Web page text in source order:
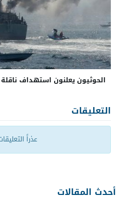
الحوثيون يعلنون استهداف
التعليقات
عذراً
أحدث المقالات